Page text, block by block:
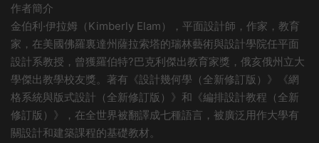
作者簡介
金伯利·伊拉姆（Kimberly Elam），平面設計師，作家，教育
家，在美國佛羅裏達州薩拉索塔的瑞林藝術與設計學院任平面
設計系教授，曾獲羅伯特?巴克利傑出教育家獎，俄亥俄州立大
學傑出教學校友獎。著有《設計幾何學（全新修訂版）》《網
格系統與版式設計（全新修訂版）》和《編排設計教程（全新
修訂版）》，在全世界被翻譯成七種語言，被廣泛用作大學有
關設計和建築課程的基礎教材。